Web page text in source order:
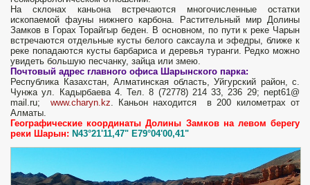
На склонах каньона встречаются многочисленные остатки
ископаемой фауны нижнего карбона. Растительный мир Долины
Замков в Горах Торайгыр беден. В основном, по пути к реке Чарын
встречаются отдельные кусты белого саксаула и эфедры, ближе к
реке попадаются кусты барбариса и деревья туранги. Редко можно
увидеть большую песчанку, зайца или змею.
Почтовый адрес главного офиса Шарынского парка:
Республика Казахстан, Алматинская область, Уйгурский район, с.
Чунжа ул. Кадырбаева 4. Тел. 8 (72778) 214 33, 236 29; nept61@
mail.ru; www.charyn.kz. Каньон находится в 200 километрах от
Алматы.
Географические координаты Долины Замков на левом берегу
реки Шарын: N43°21'11,47" E79°04'00,41"